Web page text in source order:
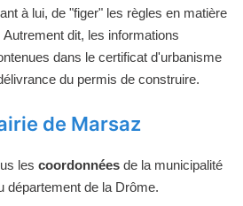
à lui, de "figer" les règles en matière
dit, les informations
dans le certificat d'urbanisme
du permis de construire.
de Marsaz
les coordonnées de la municipalité
département de la Drôme.